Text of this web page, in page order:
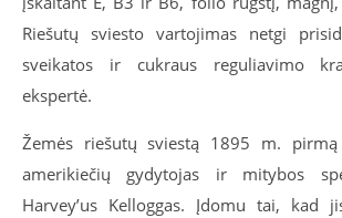
Riešutų sviesto vartojimas netgi
sveikatos ir cukraus reguliavimo
ekspertė.
Žemės riešutų sviestą 1895 m.
amerikiečių gydytojas ir mitybos
Harvey’us Kelloggas. Įdomu tai, kad